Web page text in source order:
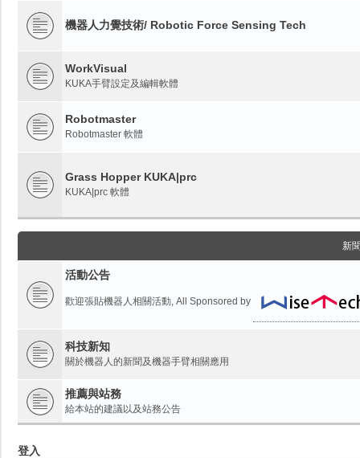
機器人力覺技術/ Robotic Force Sensing Tech
WorkVisual
KUKA手臂設定及編輯軟體
Robotmaster
Robotmaster 軟體
Grass Hopper KUKA|prc
KUKA|prc 軟體
新
活動公告
歡迎張貼機器人相關活動, All Sponsored by
科技新知
關於機器人的新聞及機器手臂相關應用
推薦與站務
給本站的建議以及站務公告
登入